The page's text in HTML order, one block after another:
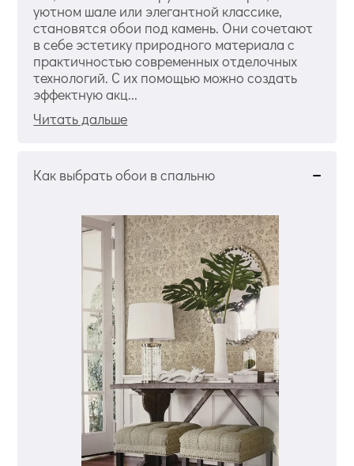
уютном шале или элегантной классике,
становятся обои под камень. Они сочетают
в себе эстетику природного материала с
практичностью современных отделочных
технологий. С их помощью можно создать
эффектную акц...
Читать дальше
Как выбрать обои в спальню